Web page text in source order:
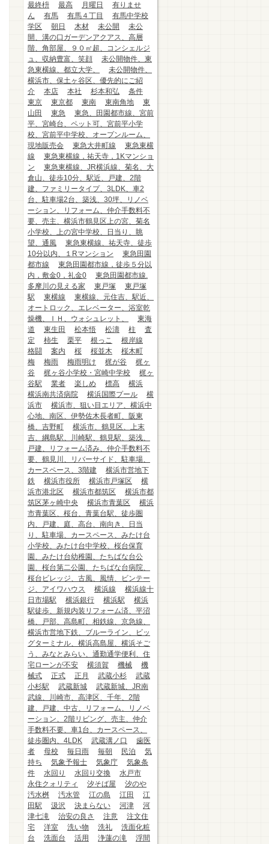
最終枡
最高 月曜日
有りませ
ん
有馬 有馬４丁目
有馬中学校
学区
朝日 木材 未公開
未公
開、溝の口ガーデンアクアス、高層
階、角部屋、９０㎡超、コンシェルジ
ュ、収納豊富、笑顔
未公開物件、東
急東横線、都立大学、
未公開物件、
横浜市、保土ヶ谷区、優先的にご紹
介
本店 本社 杉本和弘
条件
東京
東京都 東南 東南角地
東
山田
東急
東急、田園都市線、宮前
平、宮崎台、ペット可、宮前平小学
校、宮前平中学校、オープンルーム、
現地販売会
東急大井町線
東急東横
線
東急東横線，祐天寺，1Kマンショ
ン
東急東横線、JR横浜線、菊名、大
倉山、徒歩10分、駅近、戸建、2階
建、ファミリータイプ、3LDK、車2
台、駐車場2台、築浅、30坪、リノベ
ーション、リフォーム、仲介手数料不
要、売主、横浜市鶴見区上の宮、菊名
小学校、上の宮中学校、日当り、眺
望、通風
東急東横線、祐天寺、徒歩
10分以内、１Rマンション
東急田園
都市線
東急田園都市線，徒歩５分以
内，敷金0，礼金0
東急田園都市線.
多摩川の見える家
東戸塚
東戸塚
駅
東横線
東横線、元住吉、駅近、
オートロック、エレベーター、浴室乾
燥機、ＩＨ、ウォシュレット、
東海
道
東生田 松本悟 松濤 柱
査
定
柿生 栗平 根っこ
根岸線
格闘
案内 桜 桜並木
桜木町
梅
梅雨 梅雨明け 梶が谷
梶ヶ
谷
梶ヶ谷小学校・宮崎中学校
梶ヶ
谷駅
業者 楽しめ 標高
横浜
横浜南共済病院
横浜国際プール
横
浜市
横浜市、狙い目エリア、横浜中
心地、南区、伊勢佐木長者町、阪東
橋、吉野町
横浜市、鶴見区、上末
吉、綱島駅、川崎駅、鶴見駅、築浅、
戸建、リフォーム済み、仲介手数料不
要、鶴見川、リバーサイド、駐車場、
カースペース、3階建
横浜市営地下
鉄
横浜市役所 横浜市戸塚区
横
浜市港北区
横浜市都筑区
横浜市都
筑区茅ヶ崎中央
横浜市青葉区
横浜
市青葉区、桜台、青葉台駅、徒歩圏
内、戸建、庭、高台、南向き、日当
り、駐車場、カースペース、みたけ台
小学校、みたけ台中学校、桜台保育
園、みたけ台幼稚園、たちばな台公
園、桜台第二公園、たちばな台病院、
桜台ビレッジ、古風、風情、ビンテー
ジ、アイワハウス
横浜線
横浜線十
日市場駅
横浜銀行 横浜駅
横浜
駅徒歩、新規内装リフォーム済、平沼
橋、戸部、高島町、相鉄線、京急線、
横浜市営地下鉄、ブルーライン、ビッ
グターミナル、横浜高島屋、横浜そご
う、みなとみらい、通勤通学便利、住
宅ローンが不安
横須賀 機械
機
械式
正式 正月 武蔵小杉
武蔵
小杉駅
武蔵新城
武蔵新城、JR南
武線、川崎市、高津区、千年、2階
建、戸建、中古、リフォーム、リノベ
ーション、2階リビング、売主、仲介
手数料不要、車1台、カースペース、
徒歩圏内、4LDK
武蔵溝ノ口
歯医
者
母校 毎日雨 毎朝 民泊
気
持ち
気象予報士 気象庁
気象条
件
水回り 水回り交換
水戸市
永住クォリティ
汐そば屋
汐のや
汚水桝
汚水管 江の島 江田
江
田駅
汲沢 決まらない 河津
河
津七滝
治安の良さ 注意
注文住
宅
洋室 洗い物 洗礼
洗面化粧
台
洗面台 活用 浄蓮の滝
浮間